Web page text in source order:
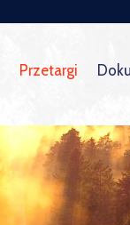
Przetargi